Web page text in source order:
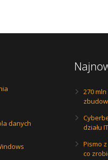
danych
270
działu IT
Pismo
co